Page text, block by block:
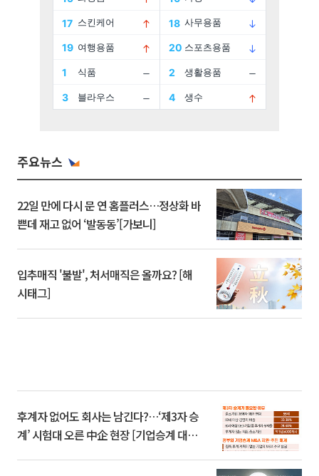
주요뉴스
22일 만에 다시 문 연 홈플러스…정상화 바
쁜데 재고 없어 ‘발동동’[가보니]
입추매직 '불발', 처서매직은 올까요? [해
시태그]
후계자 없어도 회사는 남긴다?…‘제3자 승
계’ 시험대 오른 中企 현장 [기업승계 대전